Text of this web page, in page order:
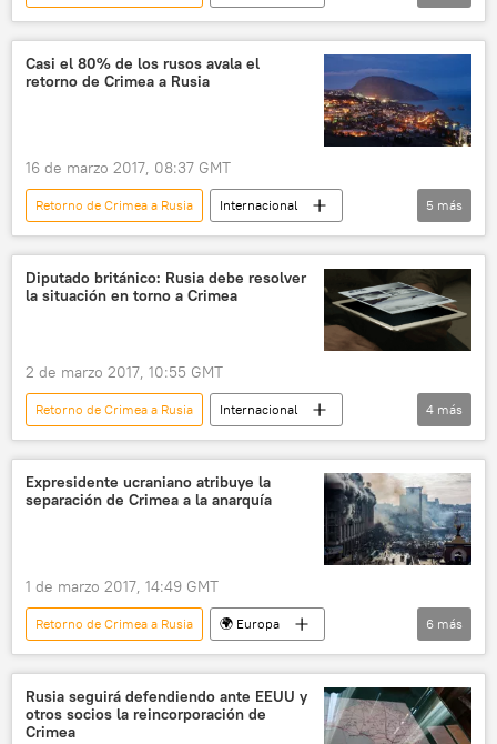
Internacional
política
Rusia
Crimea
Casi el 80% de los rusos avala el
retorno de Crimea a Rusia
16 de marzo 2017, 08:37 GMT
Retorno de Crimea a Rusia
Internacional
Rusia
Crimea
Centro Nacional de Estudios de la Opinión Pública
encuesta
noticias
5 más
Diputado británico: Rusia debe resolver
la situación en torno a Crimea
2 de marzo 2017, 10:55 GMT
Retorno de Crimea a Rusia
Internacional
Rusia
Reino Unido
Crimea
noticias
4 más
Expresidente ucraniano atribuye la
separación de Crimea a la anarquía
1 de marzo 2017, 14:49 GMT
Retorno de Crimea a Rusia
🌍 Europa
Internacional
Rusia
Crimea
Ucrania
Leonid Kravchuk noticias
6 más
Rusia seguirá defendiendo ante EEUU y
otros socios la reincorporación de
Crimea